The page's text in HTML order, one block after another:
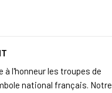
l'honneur les troupes de
national français. Notre